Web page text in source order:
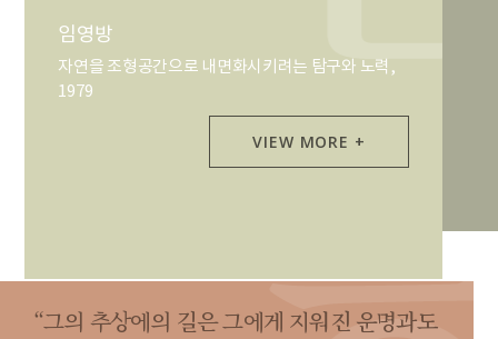
임영방
자연을 조형공간으로 내면화시키려는 탐구와 노력,
1979
VIEW MORE +
“그의 추상에의 길은 그에게 지워진 운명과도